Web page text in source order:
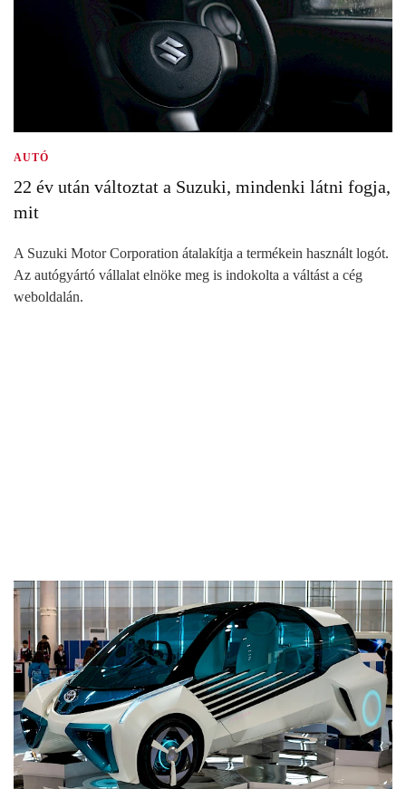
AUTÓ
22 év után változtat a Suzuki, mindenki látni fogja,
mit
A Suzuki Motor Corporation átalakítja a termékein használt logót.
Az autógyártó vállalat elnöke meg is indokolta a váltást a cég
weboldalán.